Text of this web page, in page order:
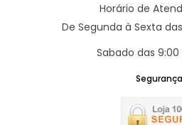
Horário de
De Segunda à Sexta
Sabado das 9:00
Segurança